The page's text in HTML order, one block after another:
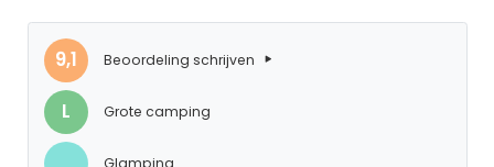
9,1 Beoordeling schrijven
L Grote camping
Glamping